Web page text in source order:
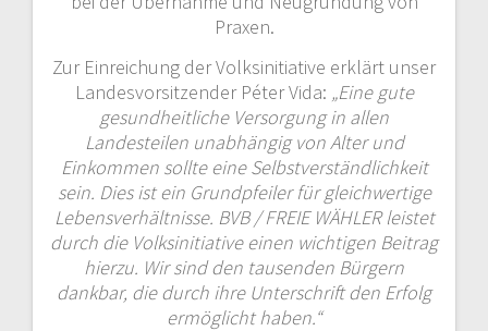
Praxen.
Zur Einreichung der Volksinitiative erklärt unser
Landesvorsitzender Péter Vida: „Eine gute
gesundheitliche Versorgung in allen
Landesteilen unabhängig von Alter und
Einkommen sollte eine Selbstverständlichkeit
sein. Dies ist ein Grundpfeiler für gleichwertige
Lebensverhältnisse. BVB / FREIE WÄHLER leistet
durch die Volksinitiative einen wichtigen Beitrag
hierzu. Wir sind den tausenden Bürgern
dankbar, die durch ihre Unterschrift den Erfolg
ermöglicht haben.“